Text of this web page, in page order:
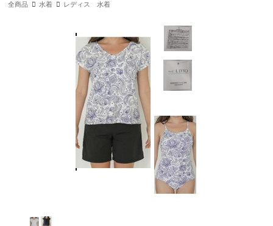
全商品 水着 レディス 水着